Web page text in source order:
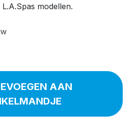
modellen.
AAN